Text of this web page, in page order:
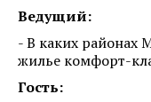
Ведущий:
- В каких районах
жилье комфорт-
Гость: